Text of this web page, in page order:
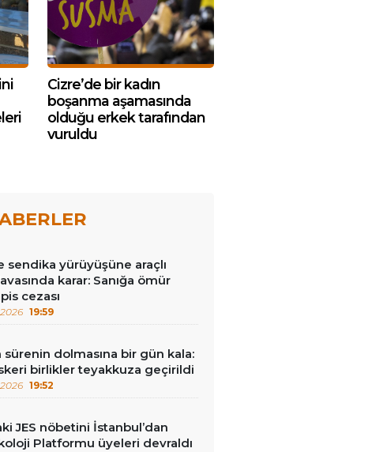
Cizre’de bir kadın
boşanma aşamasında
olduğu erkek tarafından
vuruldu
sendika yürüyüşüne araçlı
karar: Sanığa ömür
cezası
19:59
sürenin dolmasına bir gün kala:
birlikler teyakkuza geçirildi
19:52
JES nöbetini İstanbul’dan
Platformu üyeleri devraldı